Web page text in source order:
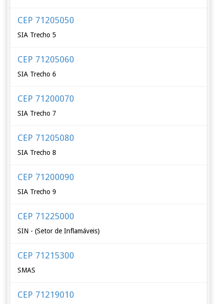
CEP 71205050
SIA Trecho 5
CEP 71205060
SIA Trecho 6
CEP 71200070
SIA Trecho 7
CEP 71205080
SIA Trecho 8
CEP 71200090
SIA Trecho 9
CEP 71225000
SIN - (Setor de Inflamáveis)
CEP 71215300
SMAS
CEP 71219010